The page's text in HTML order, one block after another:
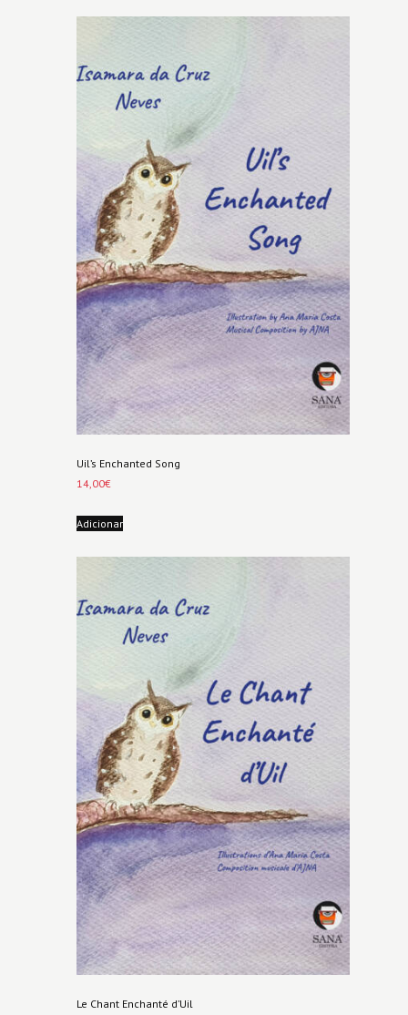
Uil’s Enchanted Song
14,00€
Adicionar
Le Chant Enchanté d’Uil